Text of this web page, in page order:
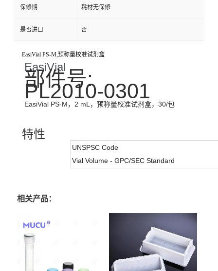
保修期 耗材无保修
是否进口 否
EasiVial PS-M,预称量校准试剂盒
EasiVial
部件号:
PL2010-0301
EasiVial PS-M，2 mL，预称量校准试剂盒，30/包
特性
UNSPSC Code
Vial Volume - GPC/SEC Standard
相关产品：